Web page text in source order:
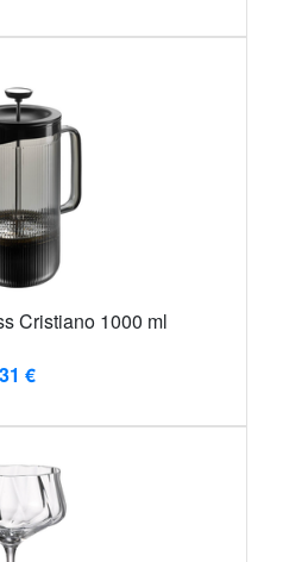
Cristiano 1000 ml
31 €